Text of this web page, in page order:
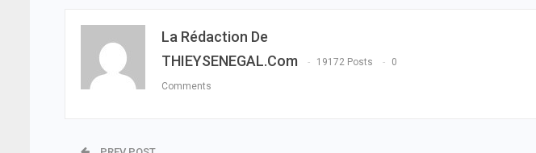
La Rédaction De
THIEYSENEGAL.com
19172 Posts 0
Comments